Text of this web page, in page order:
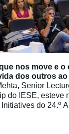
nos move e o
dos outros
Senior
do IESE, esteve
do 24.º